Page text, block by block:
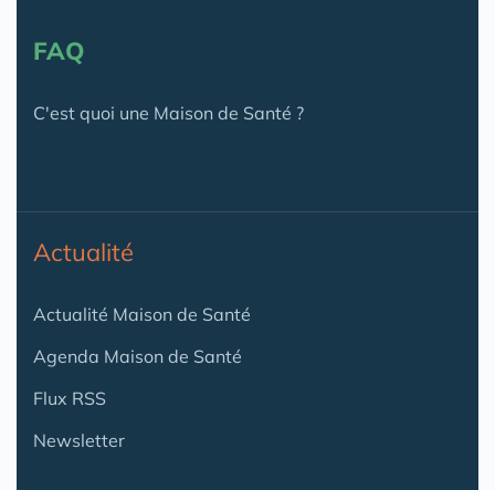
FAQ
C'est quoi une Maison de Santé ?
Actualité
Actualité Maison de Santé
Agenda Maison de Santé
Flux RSS
Newsletter